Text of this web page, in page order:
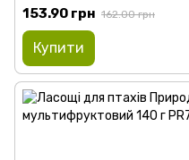
60 г
153.90 грн 162.00 грн
Купити